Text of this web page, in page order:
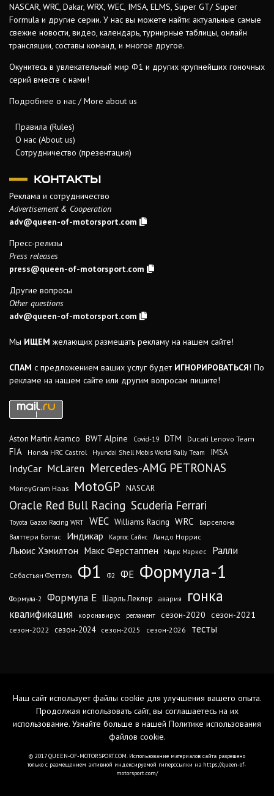
NASCAR, WRC, Dakar, WRX, WEC, IMSA, ELMS, Super GT/ Super
Formula и другие серии. У нас вы можете найти: актуальные самые
свежие новости, видео, календарь, турнирные таблицы, онлайн
трансляции, составы команд, и многое другое.
Окунитесь в увлекательный мир Ф1 и других крупнейших гоночных
серий вместе с нами!
Подробнее о нас / More about us
Правила (Rules)
О нас (About us)
Сотрудничество (презентация)
КОНТАКТЫ
Реклама и сотрудничество
Advertisement & Cooperation
adv@queen-of-motorsport.com
Пресс-релизы
Press releases
press@queen-of-motorsport.com
Другие вопросы
Other questions
adv@queen-of-motorsport.com
Мы ИЩЕМ желающих размещать рекламу на нашем сайте!
СПАМ с предложением ваших услуг будет ИГНОРИРОВАТЬСЯ! По
рекламе на нашем сайте или другим вопросам пишите!
Aston Martin Aramco BWT Alpine Covid-19 DTM Ducati Lenovo Team
FIA Honda HRC Castrol Hyundai Shell Mobis World Rally Team IMSA
IndyCar McLaren Mercedes-AMG PETRONAS
MoneyGram Haas MotoGP NASCAR
Oracle Red Bull Racing Scuderia Ferrari
Toyota Gazoo Racing WRT WEC Williams Racing WRC
Барселона
Валттери Боттас
Индикар Карлос Сайнс Ландо Норрис
Льюис Хэмилтон Макс Ферстаппен Марк Маркес Ралли
Себастьян Феттель Ф1 Ф2 ФЕ Формула-1
Формула-2 Формула Е Шарль Леклер авария гонка
квалификация коронавирус регламент сезон-2020 сезон-2021
сезон-2022 сезон-2024 сезон-2025 сезон-2026 тесты
Наш сайт использует файлы cookie для улучшения вашего опыта.
Продолжая использовать сайт, вы соглашаетесь на их
использование. Узнайте больше в нашей Политике использования
файлов cookie.
© 2017 QUEEN-OF-MOTORSPORT.COM. Использование материалов сайта разрешено
только с размещением активной индексируемой гиперссылки на https://queen-of-
motorsport.com/